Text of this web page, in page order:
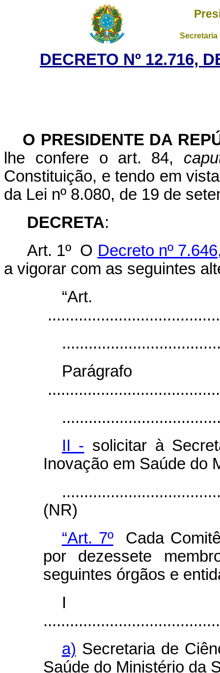
DECRETO Nº 12.716,
O PRESIDENTE DA
lhe confere o art. 84,
Constituição, e tendo em
da Lei nº 8.080, de 19 de
DECRETA:
Art. 1º O Decreto nº
a vigorar com as seguintes
II - solicitar à
Inovação em Saúde do
(NR)
“Art. 7ºCada Comitê
por dezessete
seguintes órgãos e
I
a) Secretaria de
Saúde do Ministério da